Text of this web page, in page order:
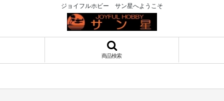
ジョイフルホビー サン星へようこそ
商品検索